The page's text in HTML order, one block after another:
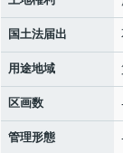
国土法届出
用途地域
区画数
管理形態